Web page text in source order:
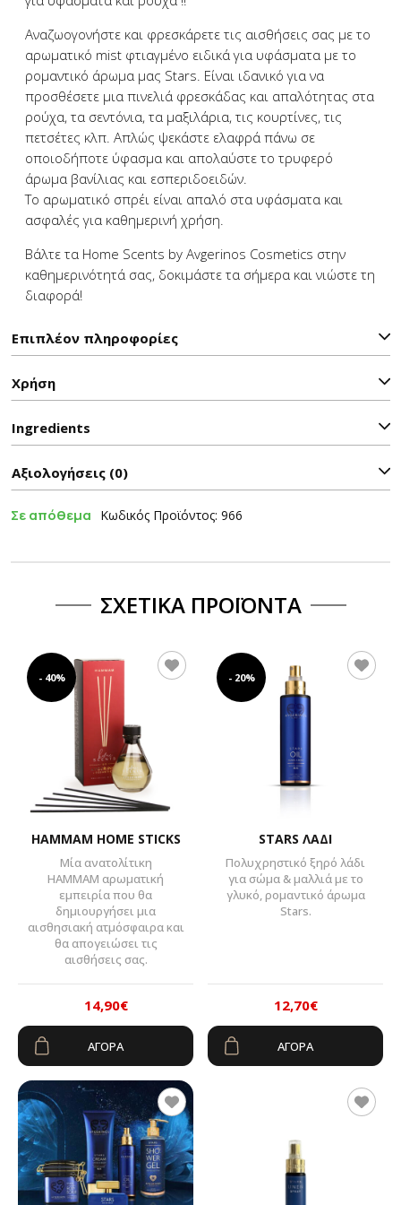
Αναζωογονήστε και φρεσκάρετε τις αισθήσεις σας με το
αρωματικό mist φτιαγμένο ειδικά για υφάσματα με το
ρομαντικό άρωμα μας Stars. Eίναι ιδανικό για να
προσθέσετε μια πινελιά φρεσκάδας και απαλότητας στα
ρούχα, τα σεντόνια, τα μαξιλάρια, τις κουρτίνες, τις
πετσέτες κλπ. Απλώς ψεκάστε ελαφρά πάνω σε
οποιοδήποτε ύφασμα και απολαύστε το τρυφερό
άρωμα βανίλιας και εσπεριδοειδών.
Το αρωματικό σπρέι είναι απαλό στα υφάσματα και
ασφαλές για καθημερινή χρήση.
Βάλτε τα Home Scents by Avgerinos Cosmetics στην
καθημερινότητά σας, δοκιμάστε τα σήμερα και νιώστε τη
διαφορά!
Επιπλέον πληροφορίες
Χρήση
Ιngredients
Αξιολογήσεις (0)
Σε απόθεμα Κωδικός Προϊόντος: 966
ΣΧΕΤΙΚΆ ΠΡΟΪΌΝΤΑ
- 40%
HAMMAM HOME STICKS
Μία ανατολίτικη
HAMMAM αρωματική
εμπειρία που θα
δημιουργήσει μια
αισθησιακή ατμόσφαιρα και
θα απογειώσει τις
αισθήσεις σας.
Original
was:
24,90€.
14,90€
Η
τιμή
είναι:
14,90€.
ΑΓΟΡΆ
- 20%
STARS ΛΑΔΙ
Πολυχρηστικό ξηρό λάδι
για σώμα & μαλλιά με το
γλυκό, ρομαντικό άρωμα
Stars.
Original
12,70€
Η
12,70€.
ΑΓΟΡΆ